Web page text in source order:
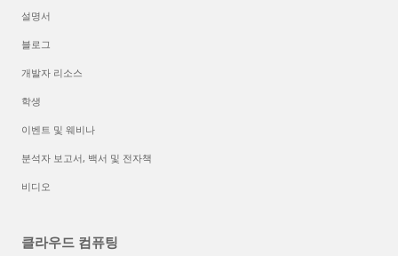
설명서
블로그
개발자 리소스
학생
이벤트 및 웨비나
분석자 보고서, 백서 및 전자책
비디오
클라우드 컴퓨팅